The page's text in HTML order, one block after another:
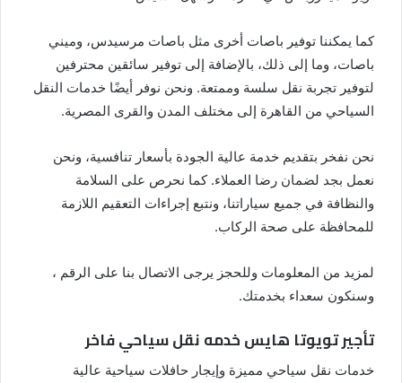
كما يمكننا توفير باصات أخرى مثل باصات مرسيدس، وميني
باصات، وما إلى ذلك، بالإضافة إلى توفير سائقين محترفين
لتوفير تجربة نقل سلسة وممتعة. ونحن نوفر أيضًا خدمات النقل
السياحي من القاهرة إلى مختلف المدن والقرى المصرية.
نحن نفخر بتقديم خدمة عالية الجودة بأسعار تنافسية، ونحن
نعمل بجد لضمان رضا العملاء. كما نحرص على السلامة
والنظافة في جميع سياراتنا، ونتبع إجراءات التعقيم اللازمة
للمحافظة على صحة الركاب.
لمزيد من المعلومات وللحجز يرجى الاتصال بنا على الرقم ،
وسنكون سعداء بخدمتك.
تأجير تويوتا هايس خدمه نقل سياحي فاخر
خدمات نقل سياحي مميزة وإيجار حافلات سياحية عالية